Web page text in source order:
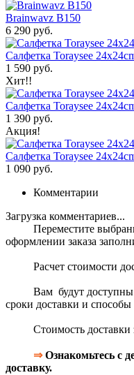
Brainwavz B150
6 290 руб.
Салфетка Toraysee
1 590 руб.
Хит!!
Салфетка Toraysee
1 390 руб.
Акция!
Салфетка Toraysee
1 090 руб.
Комментарии
Загрузка комментариев...
Переместите
оформлении заказа
Расчет стоимости
Вам будут доступны
сроки доставки и способы
Стоимость доставки
⇒Ознакомьтесь с
доставку.